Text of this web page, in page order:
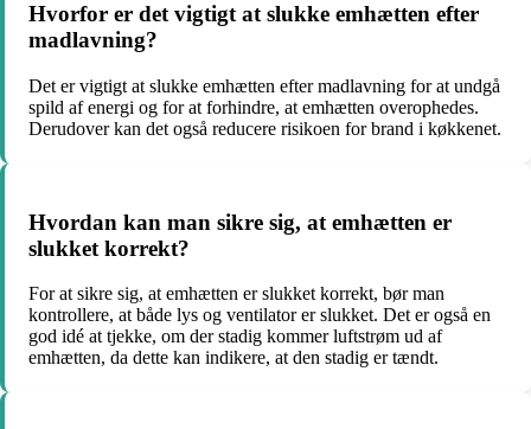
Hvorfor er det vigtigt at slukke emhætten efter
madlavning?
Det er vigtigt at slukke emhætten efter madlavning for at undgå
spild af energi og for at forhindre, at emhætten overophedes.
Derudover kan det også reducere risikoen for brand i køkkenet.
Hvordan kan man sikre sig, at emhætten er
slukket korrekt?
For at sikre sig, at emhætten er slukket korrekt, bør man
kontrollere, at både lys og ventilator er slukket. Det er også en
god idé at tjekke, om der stadig kommer luftstrøm ud af
emhætten, da dette kan indikere, at den stadig er tændt.